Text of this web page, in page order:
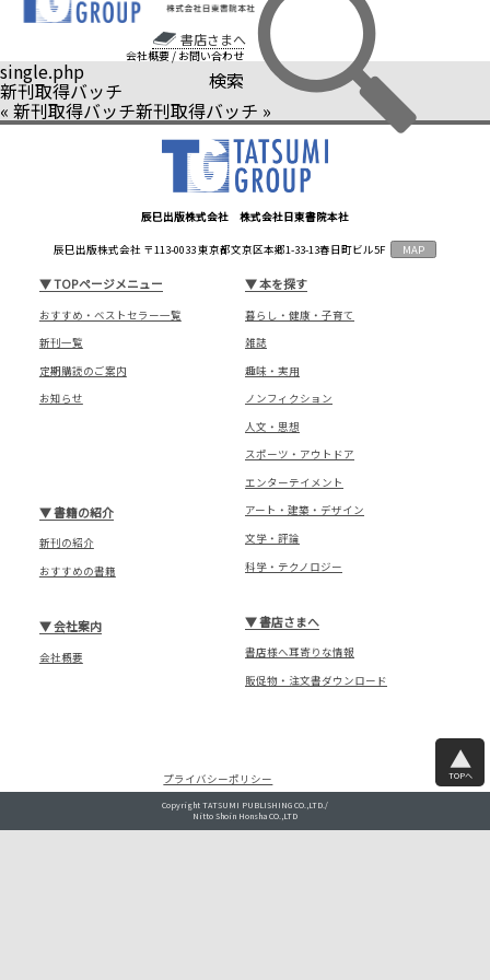
書店さまへ
会社概要 / お問い合わせ
検索
single.php
新刊取得バッチ
« 新刊取得バッチ新刊取得バッチ »
辰巳出版株式会社 株式会社日東書院本社
辰巳出版株式会社 〒113-0033 東京都文京区本郷1-33-13春日町ビル5F MAP
▼TOPページメニュー
おすすめ・ベストセラー一覧
新刊一覧
定期購読のご案内
お知らせ
▼本を探す
暮らし・健康・子育て
雑誌
趣味・実用
ノンフィクション
人文・思想
スポーツ・アウトドア
エンターテイメント
アート・建築・デザイン
文学・評論
科学・テクノロジー
▼書籍の紹介
新刊の紹介
おすすめの書籍
▼書店さまへ
書店様へ耳寄りな情報
販促物・注文書ダウンロード
▼会社案内
会社概要
プライバシーポリシー TOPへ
Copyright TATSUMI PUBLISHING CO.,LTD./
Nitto Shoin Honsha CO.,LTD